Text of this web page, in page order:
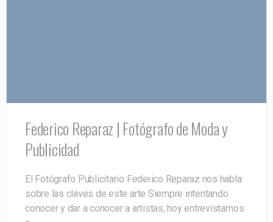
Federico Reparaz | Fotógrafo de Moda y
Publicidad
El Fotógrafo Publicitario Federico Reparaz nos habla
sobre las claves de este arte Siempre intentando
conocer y dar a conocer a artistas, hoy entrevistamos